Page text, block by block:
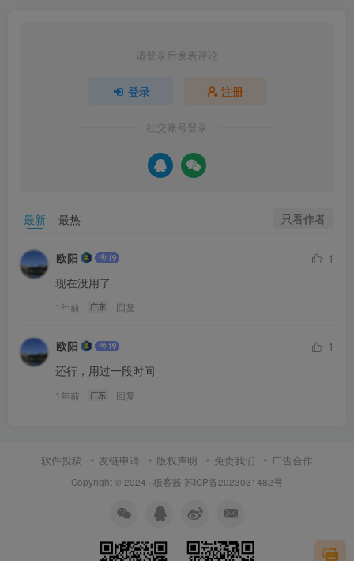
请登录后发表评论
登录 注册
社交账号登录
最新 最热 只看作者
欧阳
1
现在没用了
1年前 广东 回复
欧阳
1
还行，用过一段时间
1年前 广东 回复
软件投稿 友链申请 版权声明 免责我们 广告合作
Copyright © 2024 · 极客酱·苏ICP备2023031482号